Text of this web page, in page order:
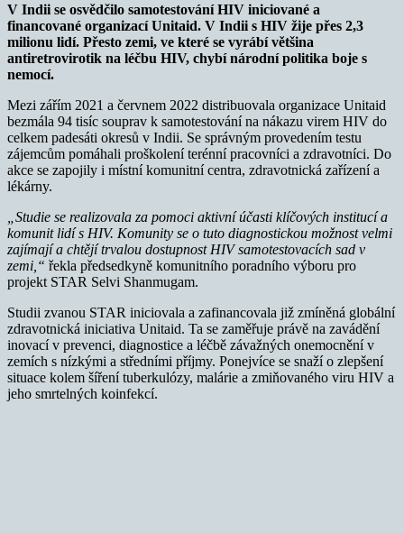
V Indii se osvědčilo samotestování HIV iniciované a
financované organizací Unitaid. V Indii s HIV žije přes 2,3
milionu lidí. Přesto zemi, ve které se vyrábí většina
antiretrovirotik na léčbu HIV, chybí národní politika boje s
nemocí.
Mezi zářím 2021 a červnem 2022 distribuovala organizace Unitaid
bezmála 94 tisíc souprav k samotestování na nákazu virem HIV do
celkem padesáti okresů v Indii. Se správným provedením testu
zájemcům pomáhali proškolení terénní pracovníci a zdravotníci. Do
akce se zapojily i místní komunitní centra, zdravotnická zařízení a
lékárny.
„Studie se realizovala za pomoci aktivní účasti klíčových institucí a
komunit lidí s HIV. Komunity se o tuto diagnostickou možnost velmi
zajímají a chtějí trvalou dostupnost HIV samotestovacích sad v
zemi,“ řekla předsedkyně komunitního poradního výboru pro
projekt STAR Selvi Shanmugam.
Studii zvanou STAR iniciovala a zafinancovala již zmíněná globální
zdravotnická iniciativa Unitaid. Ta se zaměřuje právě na zavádění
inovací v prevenci, diagnostice a léčbě závažných onemocnění v
zemích s nízkými a středními příjmy. Ponejvíce se snaží o zlepšení
situace kolem šíření tuberkulózy, malárie a zmiňovaného viru HIV a
jeho smrtelných koinfekcí.